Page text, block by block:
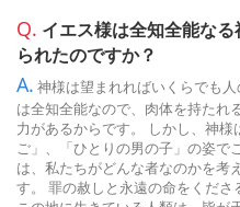
Q. イエス様は全知全能な
られたのですか？
A. 神様は望まれればいくらでも
は全知全能なので、肉体を持たれ
力があるからです。 しかし、神
ご」、「ひとりの男の子」の姿で
は、私たちがどんな者なのかを考
す。 罪の赦しと永遠の命をくだ